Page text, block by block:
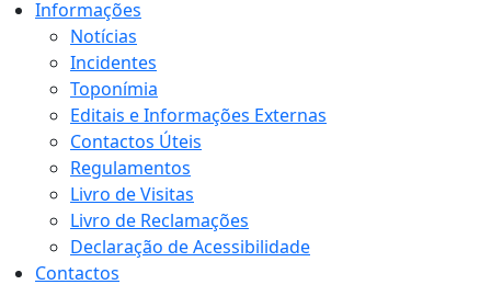
Informações
Notícias
Incidentes
Toponímia
Editais e Informações Externas
Contactos Úteis
Regulamentos
Livro de Visitas
Livro de Reclamações
Declaração de Acessibilidade
Contactos